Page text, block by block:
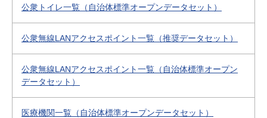
公衆トイレ一覧（自治体標準オープンデータセット）
公衆無線LANアクセスポイント一覧（推奨データセット）
公衆無線LANアクセスポイント一覧（自治体標準オープン
データセット）
医療機関一覧（自治体標準オープンデータセット）